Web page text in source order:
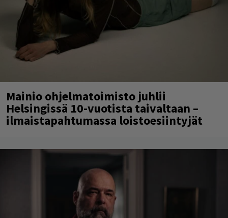
Mainio ohjelmatoimisto juhlii
Helsingissä 10-vuotista taivaltaan –
ilmaistapahtumassa loistoesiintyjät